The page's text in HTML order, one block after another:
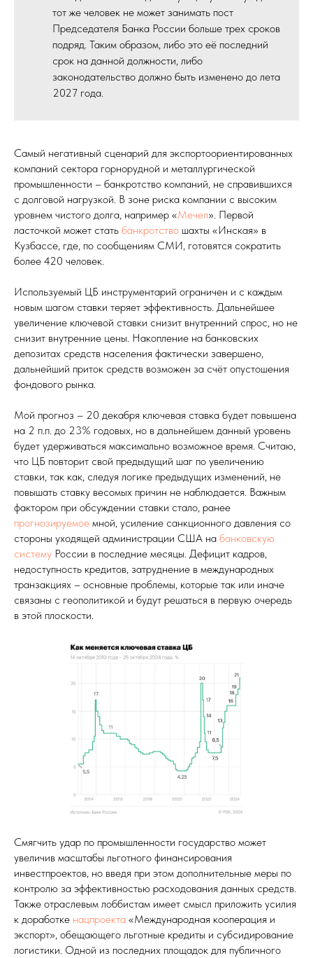
тот же человек не может занимать пост
Председателя Банка России больше трех сроков
подряд. Таким образом, либо это её последний
срок на данной должности, либо
законодательство должно быть изменено до лета
2027 года.
Самый негативный сценарий для экспортоориентированных
компаний сектора горнорудной и металлургической
промышленности – банкротство компаний, не справившихся
с долговой нагрузкой. В зоне риска компании с высоким
уровнем чистого долга, например «Мечел». Первой
ласточкой может стать банкротство шахты «Инская» в
Кузбассе, где, по сообщениям СМИ, готовятся сократить
более 420 человек.
Используемый ЦБ инструментарий ограничен и с каждым
новым шагом ставки теряет эффективность. Дальнейшее
увеличение ключевой ставки снизит внутренний спрос, но не
снизит внутренние цены. Накопление на банковских
депозитах средств населения фактически завершено,
дальнейший приток средств возможен за счёт опустошения
фондового рынка.
Мой прогноз – 20 декабря ключевая ставка будет повышена
на 2 п.п. до 23% годовых, но в дальнейшем данный уровень
будет удерживаться максимально возможное время. Считаю,
что ЦБ повторит свой предыдущий шаг по увеличению
ставки, так как, следуя логике предыдущих изменений, не
повышать ставку весомых причин не наблюдается. Важным
фактором при обсуждении ставки стало, ранее
прогнозируемое мной, усиление санкционного давления со
стороны уходящей администрации США на банковскую
систему России в последние месяцы. Дефицит кадров,
недоступность кредитов, затруднение в международных
транзакциях – основные проблемы, которые так или иначе
связаны с геополитикой и будут решаться в первую очередь
в этой плоскости.
Смягчить удар по промышленности государство может
увеличив масштабы льготного финансирования
инвестпроектов, но введя при этом дополнительные меры по
контролю за эффективностью расходования данных средств.
Также отраслевым лоббистам имеет смысл приложить усилия
к доработке нацпроекта «Международная кооперация и
экспорт», обещающего льготные кредиты и субсидирование
логистики. Одной из последних площадок для публичного